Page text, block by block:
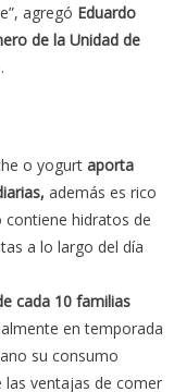
agregó Eduardo
de la Unidad de
o yogurt aporta
además es rico
contiene hidratos de
a lo largo del día
cada 10 familias
en temporada
su consumo
las ventajas de comer